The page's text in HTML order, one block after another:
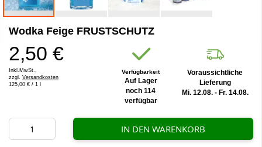
Anfang
Bildergalerie
springen
Wodka Feige FRUSTSCHUTZ
2,50 €
Inkl.MwSt.,
zzgl. Versandkosten
125,00 € / 1 l
Verfügbarkeit
Auf Lager
noch 114
verfügbar
Voraussichtliche
Lieferung
Mi. 12.08. - Fr. 14.08.
IN DEN WARENKORB